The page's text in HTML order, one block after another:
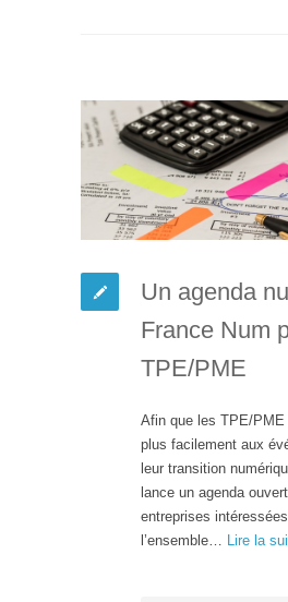
Un agenda
France Num
TPE/PME
Afin que les TPE/
plus facilement aux
leur transition
lance un agenda
entreprises
l’ensemble… Lire la